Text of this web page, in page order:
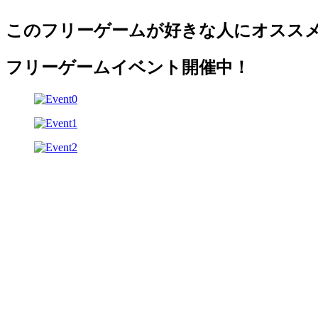
このフリーゲームが好きな人にオスス
フリーゲームイベント開催中！